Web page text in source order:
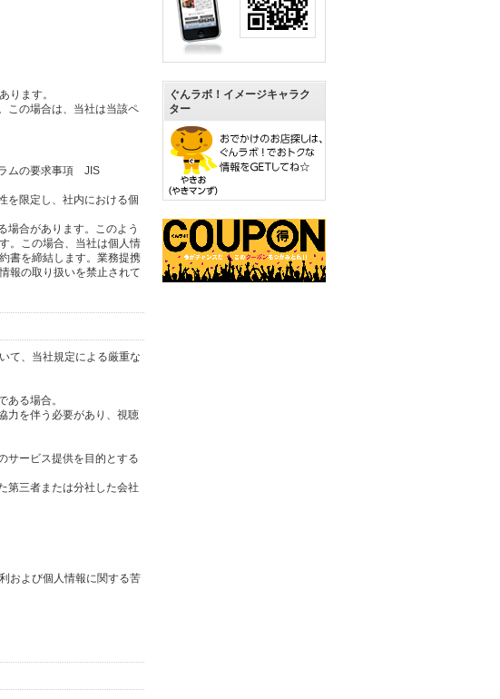
ります。
この場合は、当社は当該ペ
ムの要求事項 JIS
を限定し、社内における個
場合があります。このよう
。この場合、当社は個人情
書を締結します。業務提携
報の取り扱いを禁止されて
て、当社規定による厳重な
る場合。
力を伴う必要があり、視聴
サービス提供を目的とする
第三者または分社した会社
および個人情報に関する苦
ぐんラボ！イメージキャラク
ター